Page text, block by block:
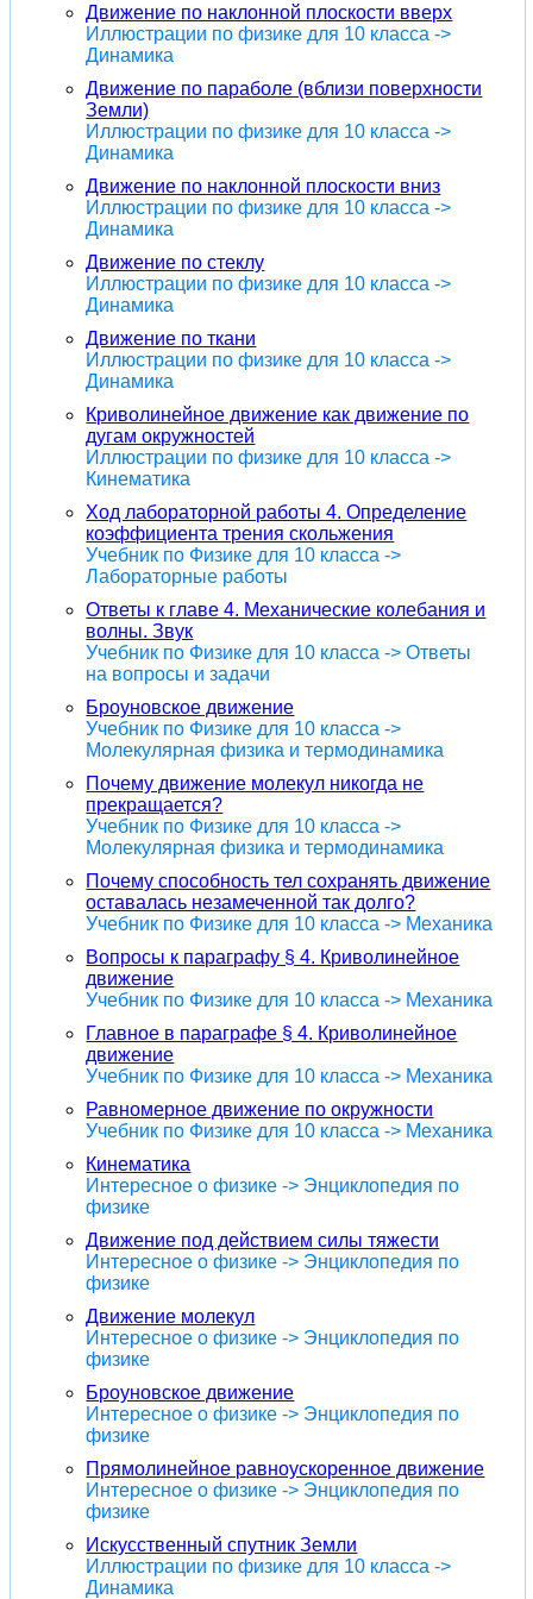
Движение по наклонной плоскости вверх
Иллюстрации по физике для 10 класса ->
Динамика
Движение по параболе (вблизи поверхности
Земли)
Иллюстрации по физике для 10 класса ->
Динамика
Движение по наклонной плоскости вниз
Иллюстрации по физике для 10 класса ->
Динамика
Движение по стеклу
Иллюстрации по физике для 10 класса ->
Динамика
Движение по ткани
Иллюстрации по физике для 10 класса ->
Динамика
Криволинейное движение как движение по
дугам окружностей
Иллюстрации по физике для 10 класса ->
Кинематика
Ход лабораторной работы 4. Определение
коэффициента трения скольжения
Учебник по Физике для 10 класса ->
Лабораторные работы
Ответы к главе 4. Механические колебания и
волны. Звук
Учебник по Физике для 10 класса -> Ответы
на вопросы и задачи
Броуновское движение
Учебник по Физике для 10 класса ->
Молекулярная физика и термодинамика
Почему движение молекул никогда не
прекращается?
Учебник по Физике для 10 класса ->
Молекулярная физика и термодинамика
Почему способность тел сохранять движение
оставалась незамеченной так долго?
Учебник по Физике для 10 класса -> Механика
Вопросы к параграфу § 4. Криволинейное
движение
Учебник по Физике для 10 класса -> Механика
Главное в параграфе § 4. Криволинейное
движение
Учебник по Физике для 10 класса -> Механика
Равномерное движение по окружности
Учебник по Физике для 10 класса -> Механика
Кинематика
Интересное о физике -> Энциклопедия по
физике
Движение под действием силы тяжести
Интересное о физике -> Энциклопедия по
физике
Движение молекул
Интересное о физике -> Энциклопедия по
физике
Броуновское движение
Интересное о физике -> Энциклопедия по
физике
Прямолинейное равноускоренное движение
Интересное о физике -> Энциклопедия по
физике
Искусственный спутник Земли
Иллюстрации по физике для 10 класса ->
Динамика